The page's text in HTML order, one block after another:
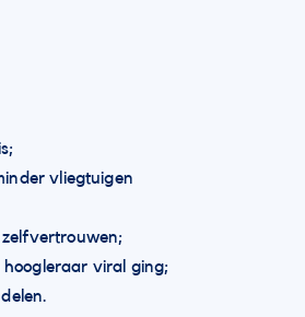
vliegtuigen
viral ging;